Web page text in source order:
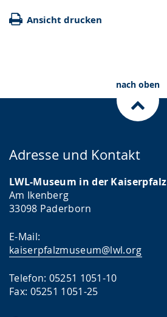
Ansicht drucken
nach oben
Adresse und Kontakt
LWL-Museum in der Kaiserpfalz
Am Ikenberg
33098 Paderborn
E-Mail:
kaiserpfalzmuseum@lwl.org
Telefon: 05251 1051-10
Fax: 05251 1051-25